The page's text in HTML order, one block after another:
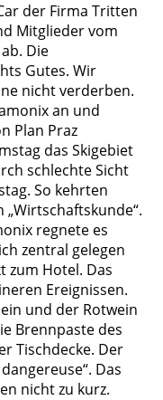
der Firma Tritten
Mitglieder vom
Die
Gutes. Wir
nicht verderben.
an und
Plan Praz
das Skigebiet
schlechte Sicht
So kehrten
regnete es
zentral gelegen
zum Hotel. Das
Ereignissen.
und der Rotwein
Brennpaste des
Tischdecke. Der
Das
nicht zu kurz.